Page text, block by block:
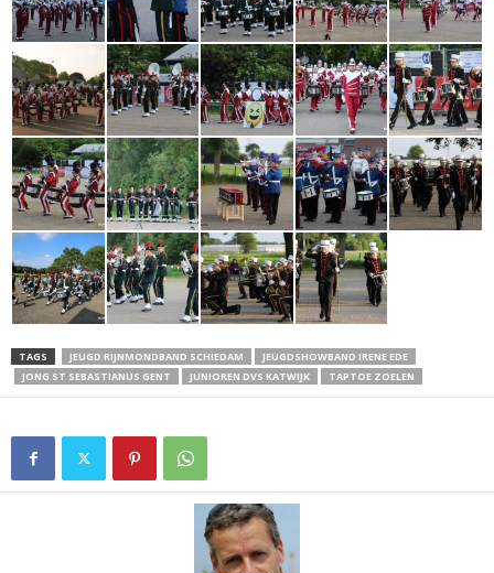
TAGS JEUGD RIJNMONDBAND SCHIEDAM
JEUGDSHOWBAND IRENE EDE
JONG ST SEBASTIANUS GENT
JUNIOREN DVS KATWIJK TAPTOE ZOELEN